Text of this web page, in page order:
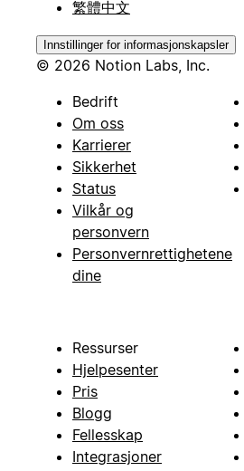
繁體中文
Innstillinger for informasjonskapsler
© 2026 Notion Labs, Inc.
Bedrift
Om oss
Karrierer
Sikkerhet
Status
Vilkår og
personvern
Personvernrettighetene
dine
Ressurser
Hjelpesenter
Pris
Blogg
Fellesskap
Integrasjoner